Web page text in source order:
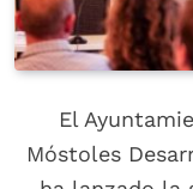
El
Móstoles